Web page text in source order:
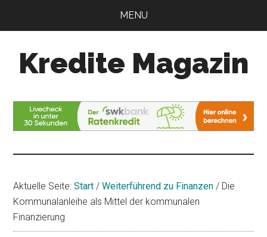
MENU
Kredite Magazin
für
Ihren
Kredit
Aktuelle Seite:Start / Weiterführend zu Finanzen / Die
Kommunalanleihe als Mittel der kommunalen
Finanzierung